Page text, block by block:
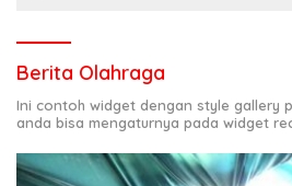
Berita Olahraga
Ini contoh widget dengan style gallery
anda bisa mengaturnya pada widget